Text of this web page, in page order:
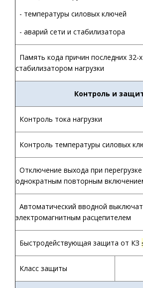
- температуры силовых ключей
- аварий сети и стабилизатора
Память кода причин последних 32-
стабилизатором нагрузки
Контроль и
Контроль тока нагрузки
Контроль температуры силовых
Отключение выхода при
однократным повторным
Автоматический вводной
электромагнитным расцепителем
Быстродействующая защита от КЗ
Класс защиты